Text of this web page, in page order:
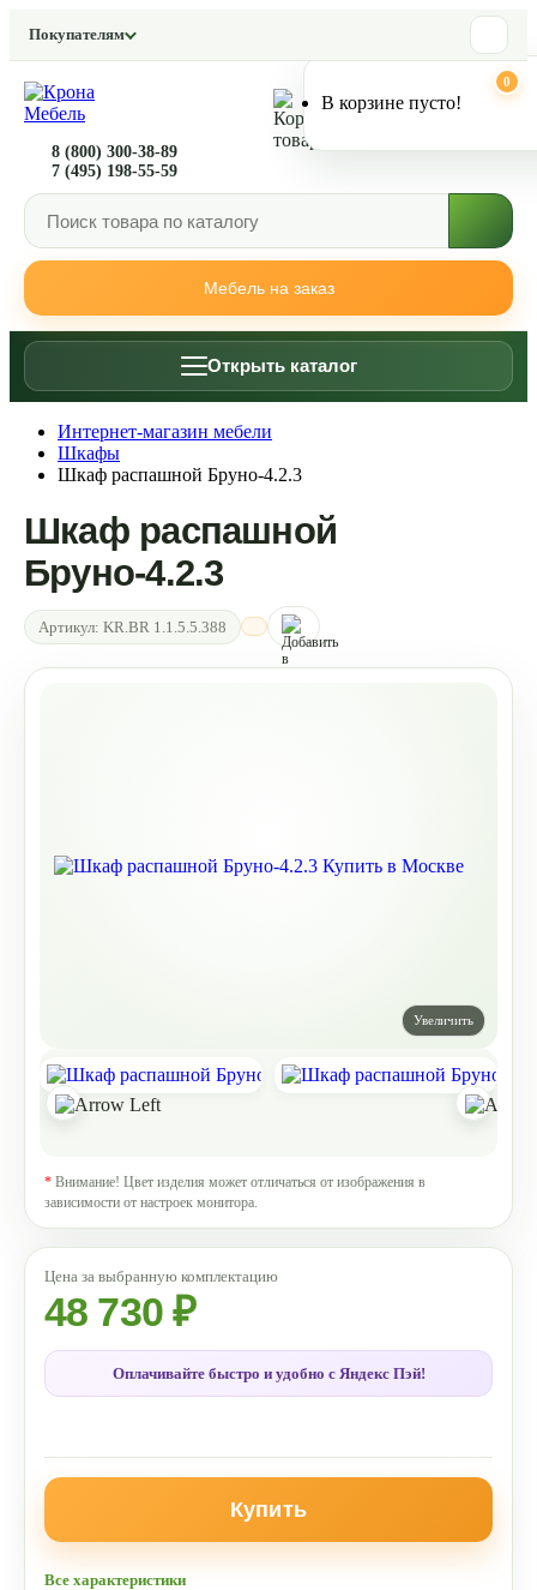
Покупателям
Мебель на заказ
8 (800) 300-38-89
7 (495) 198-55-59
0
В корзине пусто!
Открыть каталог
Интернет-магазин мебели
Шкафы
Шкаф распашной Бруно-4.2.3
Шкаф распашной
Бруно-4.2.3
Артикул: KR.BR 1.1.5.5.388
* Внимание! Цвет изделия может отличаться от изображения в
зависимости от настроек монитора.
48 730 ₽
Оплачивайте быстро и удобно с Яндекс Пэй!
Купить
Все характеристики